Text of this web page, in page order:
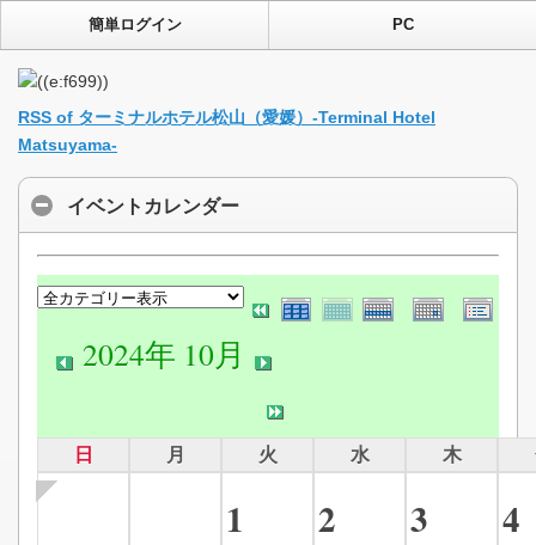
簡単ログイン PC
RSS of ターミナルホテル松山（愛媛）-Terminal Hotel
Matsuyama-
イベントカレンダー
2024年 10月
日 月 火 水 木
1 2 3 4